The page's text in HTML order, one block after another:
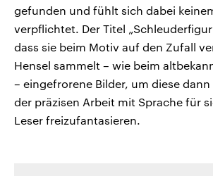
gefunden und fühlt sich dabei
verpflichtet. Der Titel
dass sie beim Motiv auf den Zufall
Hensel sammelt – wie beim
– eingefrorene Bilder, um diese
der präzisen Arbeit mit Sprache für
Leser freizufantasieren.